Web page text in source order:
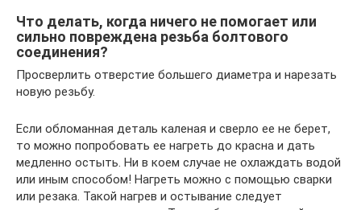
Что делать, когда ничего не помогает или
сильно повреждена резьба болтового
соединения?
Просверлить отверстие большего диаметра и нарезать
новую резьбу.
Если обломанная деталь каленая и сверло ее не берет,
то можно попробовать ее нагреть до красна и дать
медленно остыть. Ни в коем случае не охлаждать водой
или иным способом! Нагреть можно с помощью сварки
или резака. Такой нагрев и остывание следует